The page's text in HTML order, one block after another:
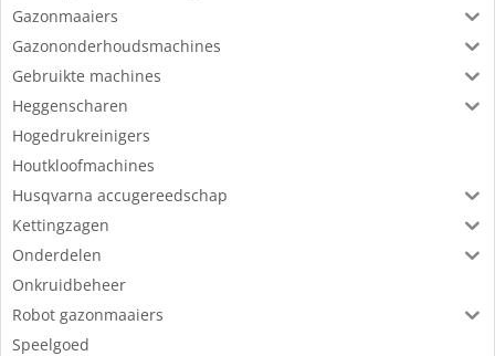
Gazonmaaiers
Gazononderhoudsmachines
Gebruikte machines
Heggenscharen
Hogedrukreinigers
Houtkloofmachines
Husqvarna accugereedschap
Kettingzagen
Onderdelen
Onkruidbeheer
Robot gazonmaaiers
Speelgoed